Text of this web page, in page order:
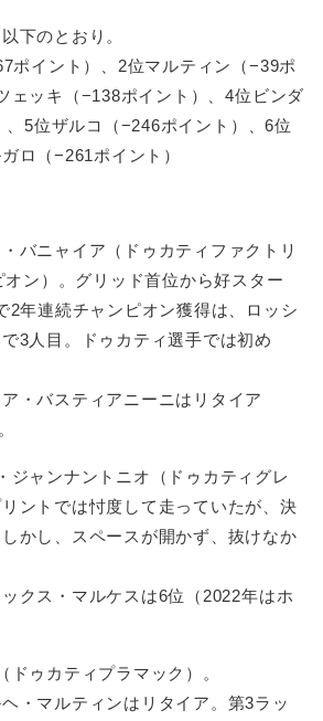
下のとおり。
ポイント）、2位マルティン（−39ポ
ェッキ（−138ポイント）、4位ビンダ
、5位ザルコ（−246ポイント）、6位
ロ（−261ポイント）
バニャイア（ドゥカティファクトリ
ン）。グリッド首位から好スター
2年連続チャンピオン獲得は、ロッシ
3人目。ドゥカティ選手では初め
・バスティアニーニはリタイア
ジャンナントニオ（ドゥカティグレ
ントでは忖度して走っていたが、決
かし、スペースが開かず、抜けなか
クス・マルケスは6位（2022年はホ
ドゥカティプラマック）。
・マルティンはリタイア。第3ラッ